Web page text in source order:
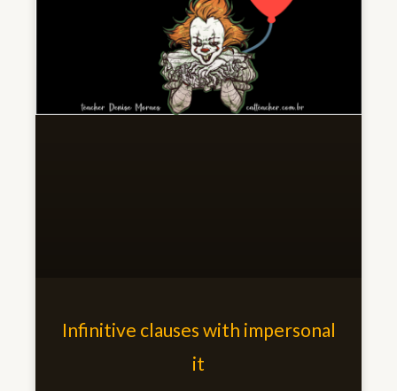
Infinitive clauses with impersonal
it